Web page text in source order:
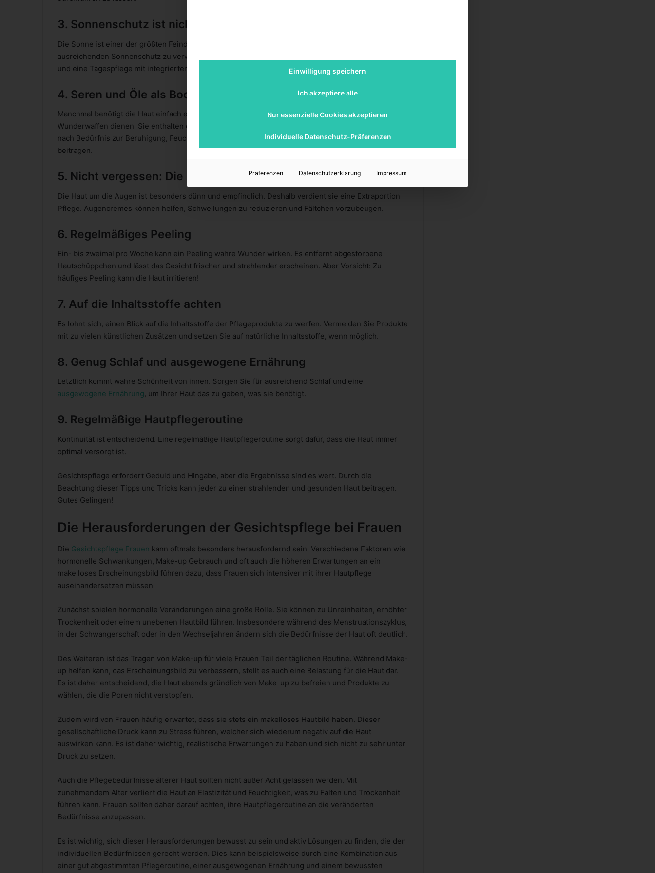
3. Sonnenschutz ist nicht nur für den Urlaub
Die Sonne ist einer der größten Feinde unserer Haut. Es ist daher wichtig, das ganze Jahr über einen
ausreichenden Sonnenschutz zu verwenden. Hier sind Sonnencremes mit hohem Lichtschutzfaktor
und eine Tagespflege mit integriertem UV-Schutz empfehlenswert.
4. Seren und Öle als Booster
Manchmal benötigt die Haut einfach etwas mehr. Hier können Seren und Öle als wahre
Wunderwaffen dienen. Sie enthalten oft hohe Konzentrationen an aktiven Wirkstoffen und können je
nach Bedürfnis zur Beruhigung, Feuchtigkeitsversorgung oder Bekämpfung von Pigmentflecken
beitragen.
5. Nicht vergessen: Die Augenpartie
Die Haut um die Augen ist besonders dünn und empfindlich. Deshalb verdient sie eine Extraportion
Pflege. Augencremes können helfen, Schwellungen zu reduzieren und Fältchen vorzubeugen.
6. Regelmäßiges Peeling
Ein- bis zweimal pro Woche kann ein Peeling wahre Wunder wirken. Es entfernt abgestorbene
Hautschüppchen und lässt das Gesicht frischer und strahlender erscheinen. Aber Vorsicht: Zu
häufiges Peeling kann die Haut irritieren!
7. Auf die Inhaltsstoffe achten
Es lohnt sich, einen Blick auf die Inhaltsstoffe der Pflegeprodukte zu werfen. Vermeiden Sie Produkte
mit zu vielen künstlichen Zusätzen und setzen Sie auf natürliche Inhaltsstoffe, wenn möglich.
8. Genug Schlaf und ausgewogene Ernährung
Letztlich kommt wahre Schönheit von innen. Sorgen Sie für ausreichend Schlaf und eine
ausgewogene Ernährung, um Ihrer Haut das zu geben, was sie benötigt.
9. Regelmäßige Hautpflegeroutine
Kontinuität ist entscheidend. Eine regelmäßige Hautpflegeroutine sorgt dafür, dass die Haut immer
optimal versorgt ist.
Gesichtspflege erfordert Geduld und Hingabe, aber die Ergebnisse sind es wert. Durch die
Beachtung dieser Tipps und Tricks kann jeder zu einer strahlenden und gesunden Haut beitragen.
Gutes Gelingen!
Die Herausforderungen der Gesichtspflege bei Frauen
Die Gesichtspflege Frauen kann oftmals besonders herausfordernd sein. Verschiedene Faktoren wie
hormonelle Schwankungen, Make-up Gebrauch und oft auch die höheren Erwartungen an ein
makelloses Erscheinungsbild führen dazu, dass Frauen sich intensiver mit ihrer Hautpflege
auseinandersetzen müssen.
Zunächst spielen hormonelle Veränderungen eine große Rolle. Sie können zu Unreinheiten, erhöhter
Trockenheit oder einem unebenen Hautbild führen. Insbesondere während des Menstruationszyklus,
in der Schwangerschaft oder in den Wechseljahren ändern sich die Bedürfnisse der Haut oft deutlich.
Des Weiteren ist das Tragen von Make-up für viele Frauen Teil der täglichen Routine. Während Make-
up helfen kann, das Erscheinungsbild zu verbessern, stellt es auch eine Belastung für die Haut dar.
Es ist daher entscheidend, die Haut abends gründlich von Make-up zu befreien und Produkte zu
wählen, die die Poren nicht verstopfen.
Zudem wird von Frauen häufig erwartet, dass sie stets ein makelloses Hautbild haben. Dieser
gesellschaftliche Druck kann zu Stress führen, welcher sich wiederum negativ auf die Haut
auswirken kann. Es ist daher wichtig, realistische Erwartungen zu haben und sich nicht zu sehr unter
Druck zu setzen.
Auch die Pflegebedürfnisse älterer Haut sollten nicht außer Acht gelassen werden. Mit
zunehmendem Alter verliert die Haut an Elastizität und Feuchtigkeit, was zu Falten und Trockenheit
führen kann. Frauen sollten daher darauf achten, ihre Hautpflegeroutine an die veränderten
Bedürfnisse anzupassen.
Es ist wichtig, sich dieser Herausforderungen bewusst zu sein und aktiv Lösungen zu finden, die den
individuellen Bedürfnissen gerecht werden. Dies kann beispielsweise durch eine Kombination aus
einer gut abgestimmten Pflegeroutine, einer ausgewogenen Ernährung und einem bewussten
Einwilligung speichern
Ich akzeptiere alle
Nur essenzielle Cookies akzeptieren
Individuelle Datenschutz-Präferenzen
Präferenzen Datenschutzerklärung Impressum